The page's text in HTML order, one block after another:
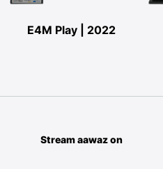
E4M Play | 2022
Stream aawaz on